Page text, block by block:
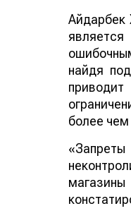
Айдарбек
найдя
более чем